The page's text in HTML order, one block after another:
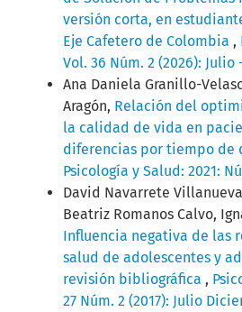
versión corta, en
Eje Cafetero de Colombia ,
Vol. 36 Núm. 2 (2026):
Ana Daniela Granillo-
Aragón, Relación del
la calidad de vida en
diferencias por tiempo de
Psicología y Salud: 2021:
David Navarrete
Beatriz Romanos Calvo,
Influencia negativa de las
salud de adolescentes y
revisión bibliográfica ,
27 Núm. 2 (2017): Julio